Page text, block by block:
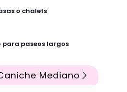
o chalets
para paseos largos
Mediano